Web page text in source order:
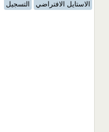
الاستايل الافتراضي
التسجيل